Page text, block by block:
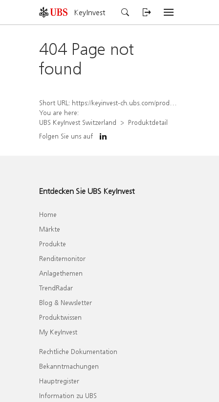
KeyInvest
404 Page not
found
Short URL: https://keyinvest-ch.ubs.com/produkt/detail/index/isin/CH1558304536
You are here:
UBS KeyInvest Switzerland
Produktdetail
Folgen Sie uns auf
Entdecken Sie UBS KeyInvest
Home
Märkte
Produkte
Renditemonitor
Anlagethemen
TrendRadar
Blog & Newsletter
Produktwissen
My KeyInvest
Rechtliche Dokumentation
Bekanntmachungen
Hauptregister
Information zu UBS